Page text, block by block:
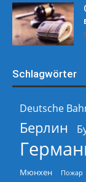
Schlagwörter
Deutsche
Берлин
Мюнхен Пожар